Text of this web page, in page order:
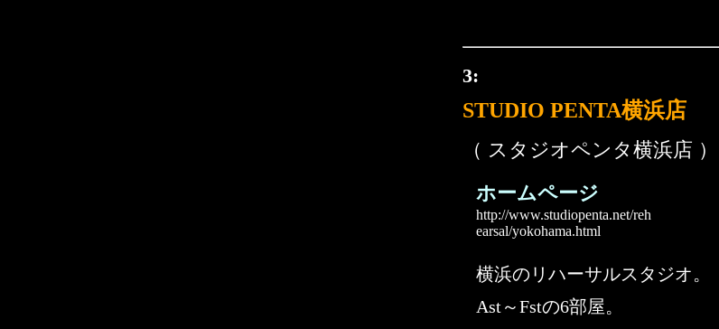
3:
STUDIO PENTA横浜店
（ スタジオペンタ横浜店 ）
ホームページ
http://www.studiopenta.net/reh
earsal/yokohama.html
横浜のリハーサルスタジオ。
Ast～Fstの6部屋。